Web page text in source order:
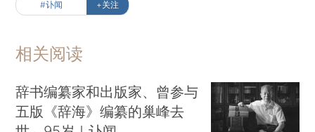
#讣闻 +关注
相关阅读
辞书编纂家和出版家、曾参与
五版《辞海》编纂的巢峰去